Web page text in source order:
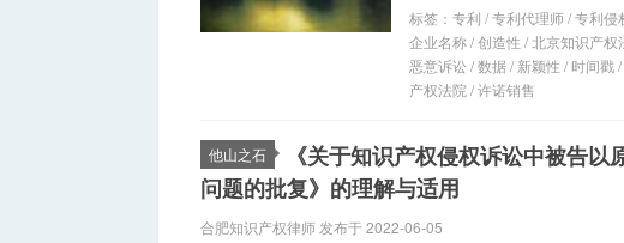
标签：专利 /专利代理师/专利侵
企业名称/创造性 /北京知识产权
恶意诉讼/数据/ 新颖性 / 时间戳
产权法院 /许诺销售
他山之石
《关于知识产权侵权诉讼中被告
问题的批复》的理解与适用
合肥知识产权律师 发布于 2022-06-05